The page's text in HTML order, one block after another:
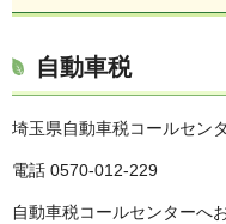
自動車税
埼玉県自動車税コールセン
電話 0570-012-229
自動車税コールセンターへ